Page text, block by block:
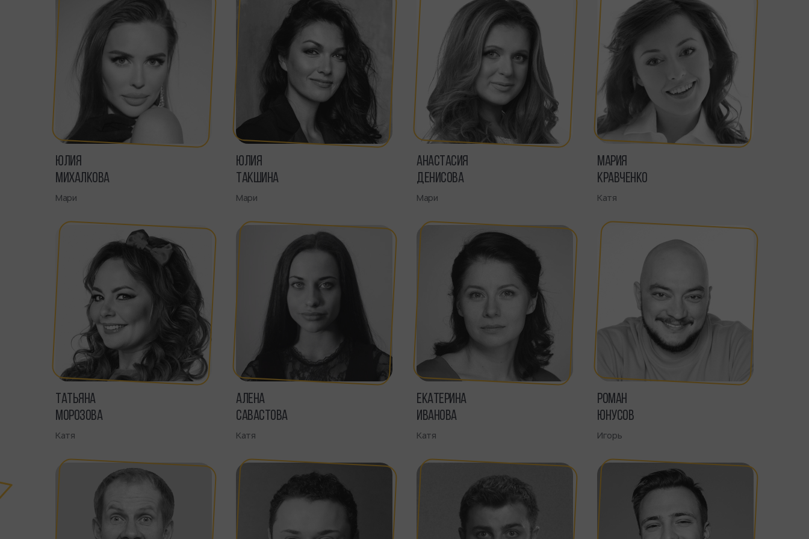
ЮЛИЯ
МИХАЛКОВА
Мари
ЮЛИЯ
ТАКШИНА
Мари
АНАСТАСИЯ
ДЕНИСОВА
Мари
МАРИЯ
КРАВЧЕНКО
Катя
ТАТЬЯНА
МОРОЗОВА
Катя
АЛЕНА
САВАСТОВА
Катя
ЕКАТЕРИНА
ИВАНОВА
Катя
РОМАН
ЮНУСОВ
Игорь